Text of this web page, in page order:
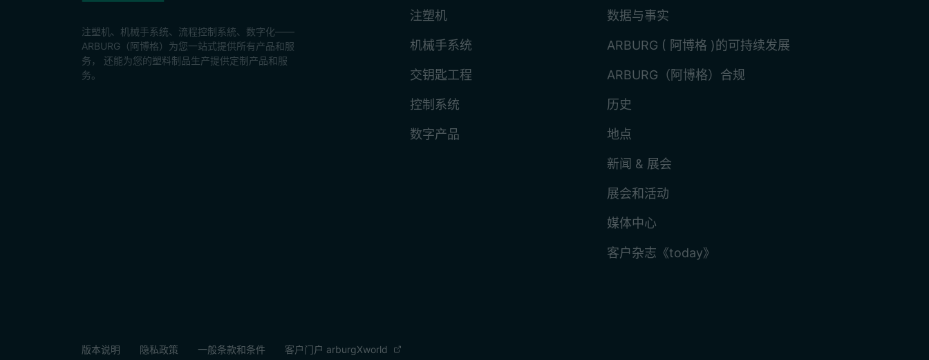
注塑机、机械手系统、流程控制系統、数字化——
ARBURG（阿博格）为您一站式提供所有产品和服
务， 还能为您的塑料制品生产提供定制产品和服
务。
注塑机
机械手系统
交钥匙工程
控制系统
数字产品
数据与事实
ARBURG ( 阿博格 )的可持续发展
ARBURG（阿博格）合规
历史
地点
新闻 & 展会
展会和活动
媒体中心
客户杂志《today》
版本说明 隐私政策 一般条款和条件 客户门户 arburgXworld